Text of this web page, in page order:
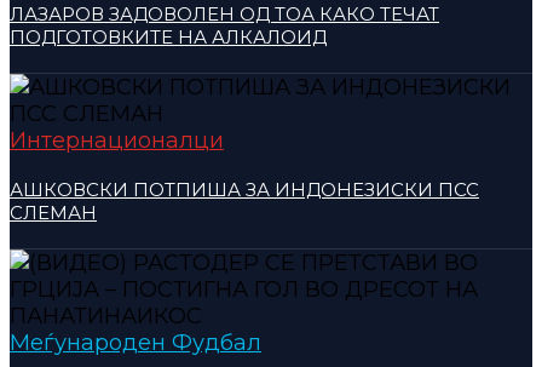
ЛАЗАРОВ ЗАДОВОЛЕН ОД ТОА КАКО ТЕЧАТ
ПОДГОТОВКИТЕ НА АЛКАЛОИД
Интернационалци
АШКОВСКИ ПОТПИША ЗА ИНДОНЕЗИСКИ ПСС
СЛЕМАН
Меѓународен Фудбал